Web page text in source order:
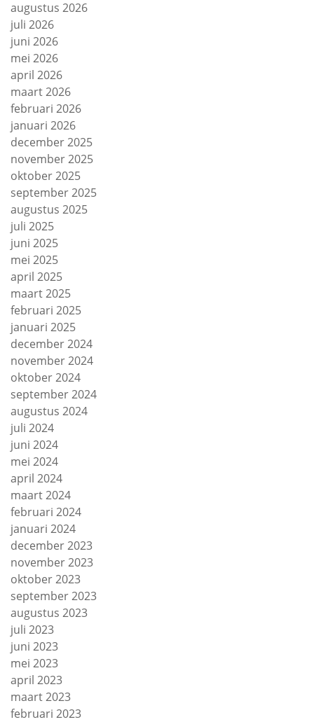
augustus 2026
juli 2026
juni 2026
mei 2026
april 2026
maart 2026
februari 2026
januari 2026
december 2025
november 2025
oktober 2025
september 2025
augustus 2025
juli 2025
juni 2025
mei 2025
april 2025
maart 2025
februari 2025
januari 2025
december 2024
november 2024
oktober 2024
september 2024
augustus 2024
juli 2024
juni 2024
mei 2024
april 2024
maart 2024
februari 2024
januari 2024
december 2023
november 2023
oktober 2023
september 2023
augustus 2023
juli 2023
juni 2023
mei 2023
april 2023
maart 2023
februari 2023